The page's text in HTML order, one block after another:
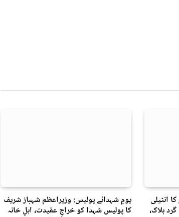
انٹیلی
ہلاک،
یومِ شہدائے پولیس: وزیراعظم شہباز شریف
کا پولیس شہدا کو خراجِ عقیدت، اہلِ خانہ